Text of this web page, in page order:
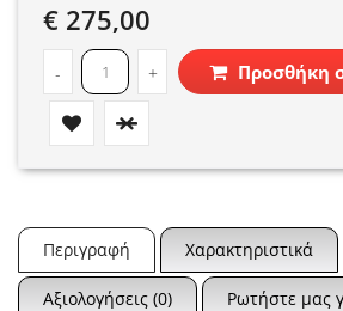
€ 275,00
- + Προσθήκη
Περιγραφή Χαρακτηριστικά
Αξιολογήσεις (0) Ρωτήστε μας